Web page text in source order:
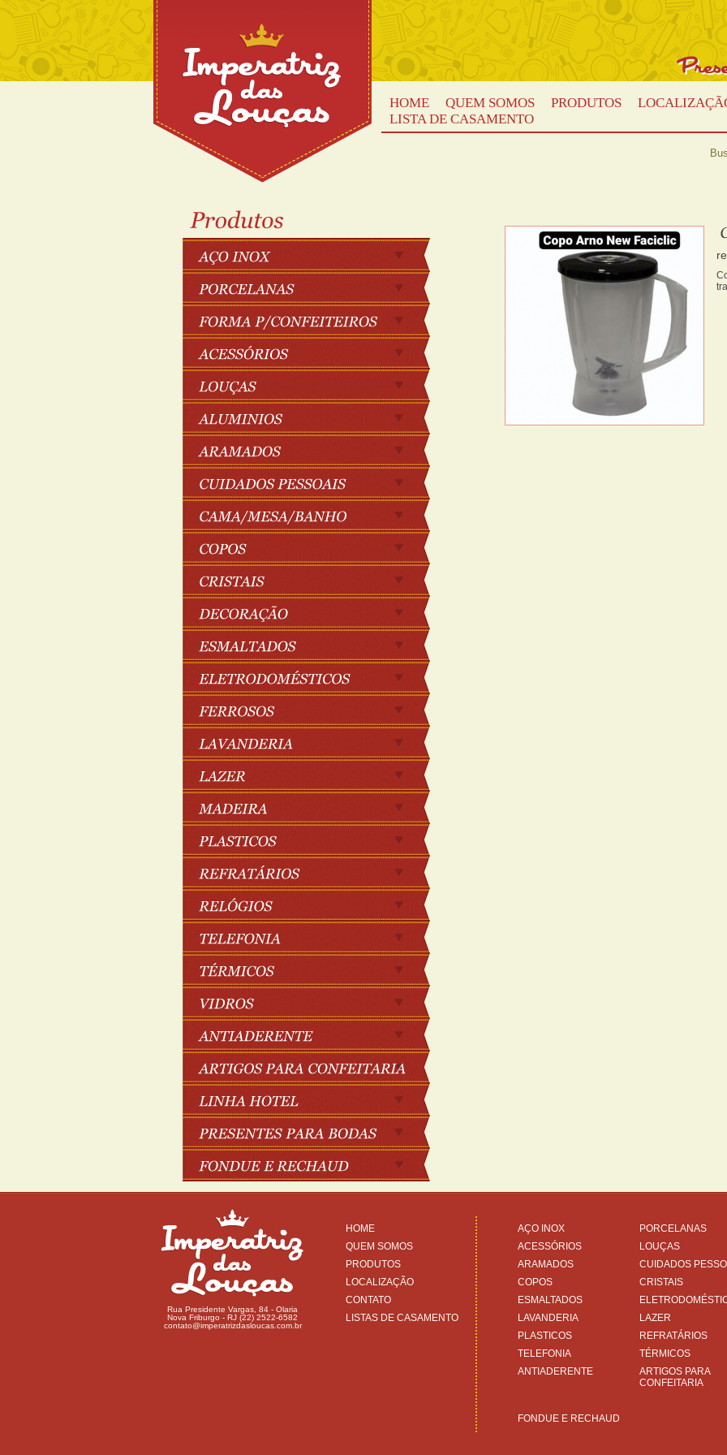
HOME QUEM SOMOS PRODUTOS
LISTA DE CASAMENTO
Rua Presidente Vargas, 84 - Olaria
Nova Friburgo - RJ (22) 2522-6582
contato@imperatrizdasloucas.com.br
HOME
QUEM SOMOS
PRODUTOS
LOCALIZAÇÃO
CONTATO
LISTAS DE CASAMENTO
AÇO INOX PORCELANAS
ACESSÓRIOS
LOUÇAS
ARAMADOS
CUIDADOS
COPOS
CRISTAIS
ESMALTADOS
LAVANDERIA
LAZER
PLASTICOS
REFRATÁRIOS
TELEFONIA
TÉRMICOS
ANTIADERENTE
ARTIGOS PARA
CONFEITARIA
FONDUE E RECHAUD